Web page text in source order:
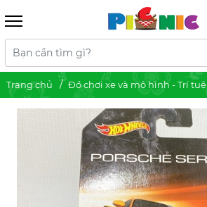
Trang chủ Đồ chơi xe và mô hình - Trí tuệ